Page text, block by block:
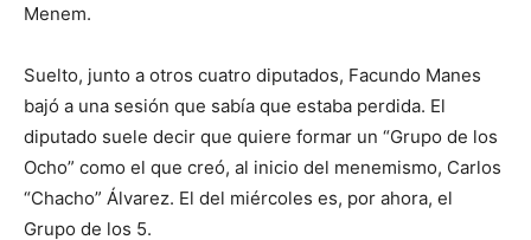
Menem.
Suelto, junto a otros cuatro diputados, Facundo Manes
bajó a una sesión que sabía que estaba perdida. El
diputado suele decir que quiere formar un “Grupo de los
Ocho” como el que creó, al inicio del menemismo, Carlos
“Chacho” Álvarez. El del miércoles es, por ahora, el
Grupo de los 5.